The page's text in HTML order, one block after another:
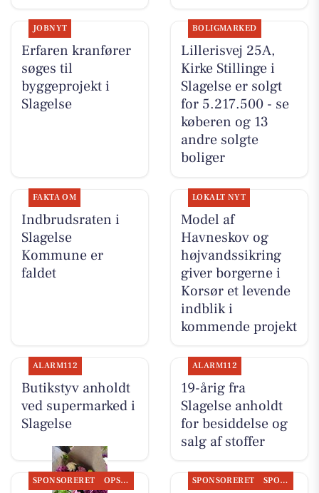
JOBNYT
Erfaren kranfører
søges til
byggeprojekt i
Slagelse
BOLIGMARKED
Lillerisvej 25A,
Kirke Stillinge i
Slagelse er solgt
for 5.217.500 - se
køberen og 13
andre solgte
boliger
FAKTA OM
Indbrudsraten i
Slagelse
Kommune er
faldet
LOKALT NYT
Model af
Havneskov og
højvandssikring
giver borgerne i
Korsør et levende
indblik i
kommende projekt
ALARM112
Butikstyv anholdt
ved supermarked i
Slagelse
ALARM112
19-årig fra
Slagelse anholdt
for besiddelse og
salg af stoffer
SPONSORERET OPSLAGSTAVLEN SPONSORERET SPONSORERET INDHOLD